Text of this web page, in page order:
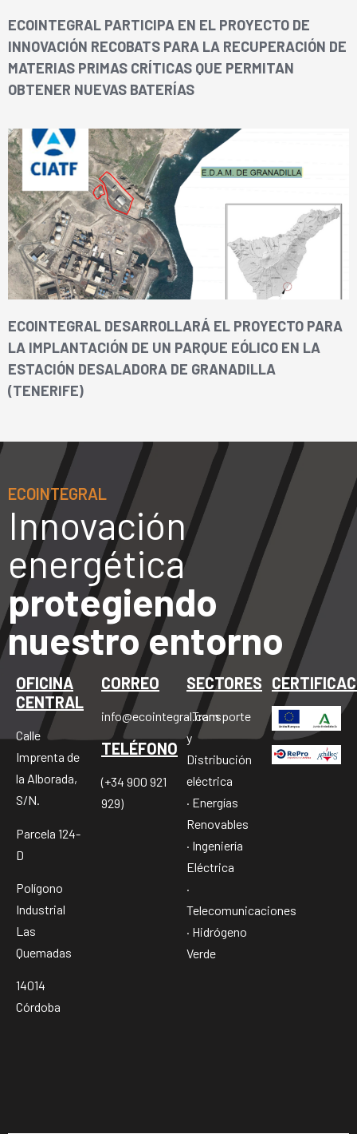
ECOINTEGRAL PARTICIPA EN EL PROYECTO DE
INNOVACIÓN RECOBATS PARA LA RECUPERACIÓN DE
MATERIAS PRIMAS CRÍTICAS QUE PERMITAN
OBTENER NUEVAS BATERÍAS
ECOINTEGRAL DESARROLLARÁ EL PROYECTO PARA
LA IMPLANTACIÓN DE UN PARQUE EÓLICO EN LA
ESTACIÓN DESALADORA DE GRANADILLA
(TENERIFE)
ECOINTEGRAL
Innovación
energética
protegiendo
nuestro entorno
OFICINA
CENTRAL
Calle
Imprenta de
la Alborada,
S/N.
Parcela 124-
D
Polígono
Industrial
Las
Quemadas
14014
Córdoba
CORREO
info@ecointegral.com
TELÉFONO
(+34 900 921
929)
SECTORES
· Transporte
y
Distribución
eléctrica
· Energías
Renovables
· Ingeniería
Eléctrica
·
Telecomunicaciones
· Hidrógeno
Verde